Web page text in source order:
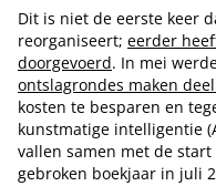
Dit is niet de eerste keer
reorganiseert; eerder
doorgevoerd. In mei
ontslagrondes maken
kosten te besparen en
kunstmatige intelligentie
vallen samen met de
gebroken boekjaar in juli